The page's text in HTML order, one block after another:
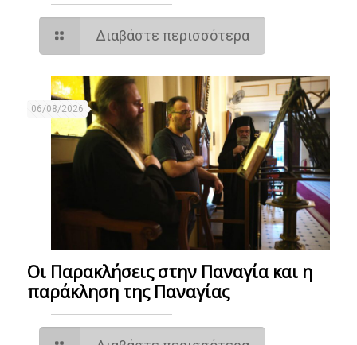
Διαβάστε περισσότερα
06/08/2026
Οι Παρακλήσεις στην Παναγία και η
παράκληση της Παναγίας